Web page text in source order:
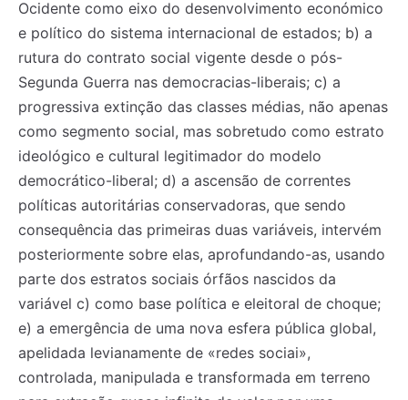
Ocidente como eixo do desenvolvimento económico
e político do sistema internacional de estados; b) a
rutura do contrato social vigente desde o pós-
Segunda Guerra nas democracias-liberais; c) a
progressiva extinção das classes médias, não apenas
como segmento social, mas sobretudo como estrato
ideológico e cultural legitimador do modelo
democrático-liberal; d) a ascensão de correntes
políticas autoritárias conservadoras, que sendo
consequência das primeiras duas variáveis, intervém
posteriormente sobre elas, aprofundando-as, usando
parte dos estratos sociais órfãos nascidos da
variável c) como base política e eleitoral de choque;
e) a emergência de uma nova esfera pública global,
apelidada levianamente de «redes sociai»,
controlada, manipulada e transformada em terreno